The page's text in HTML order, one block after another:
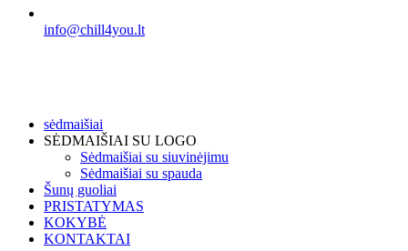
info@chill4you.lt
sėdmaišiai
SĖDMAIŠIAI SU LOGO
Sėdmaišiai su siuvinėjimu
Sėdmaišiai su spauda
Šunų guoliai
PRISTATYMAS
KOKYBĖ
KONTAKTAI